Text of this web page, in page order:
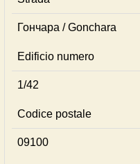
Гончара / Gonchara
Edificio numero
1/42
Codice postale
09100